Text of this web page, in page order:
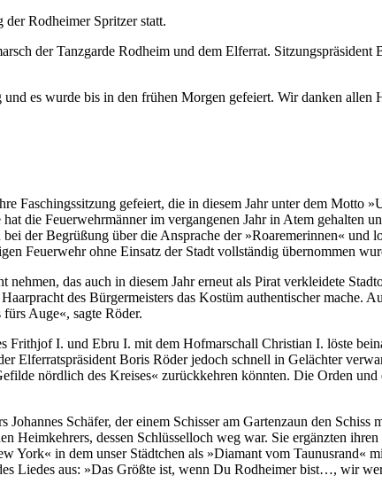
Rodheimer Spritzer statt.
der Tanzgarde Rodheim und dem Elferrat.
es wurde bis in den frühen Morgen gefeiert. Wir danken
Faschingssitzung gefeiert, die in diesem Jahr unter dem Motto
die Feuerwehrmänner im vergangenen Jahr in Atem gehalten
der Begrüßung über die Ansprache der »Roaremerinnen« und
Feuerwehr ohne Einsatz der Stadt vollständig übernommen
das auch in diesem Jahr erneut als Pirat verkleidete
des Bürgermeisters das Kostüm authentischer mache.
Auge«, sagte Röder.
Frithjof I. und Ebru I. mit dem Hofmarschall Christian I. löste
Elferratspräsident Boris Röder jedoch schnell in Gelächter
nördlich des Kreises« zurückkehren könnten. Die Orden
Johannes Schäfer, der einem Schisser am Gartenzaun den
Heimkehrers, dessen Schlüsselloch weg war. Sie ergänzten
York« in dem unser Städtchen als »Diamant vom Taunusrand«
Liedes aus: »Das Größte ist, wenn Du Rodheimer bist…, wir